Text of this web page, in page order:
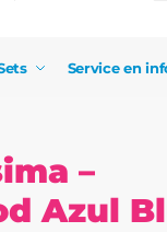
Service en
–
Azul